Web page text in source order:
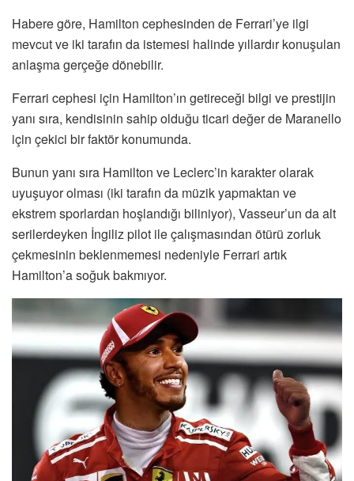
Habere göre, Hamilton cephesinden de Ferrari’ye ilgi
mevcut ve iki tarafın da istemesi halinde yıllardır konuşulan
anlaşma gerçeğe dönebilir.
Ferrari cephesi için Hamilton’ın getireceği bilgi ve prestijin
yanı sıra, kendisinin sahip olduğu ticari değer de Maranello
için çekici bir faktör konumunda.
Bunun yanı sıra Hamilton ve Leclerc’in karakter olarak
uyuşuyor olması (iki tarafın da müzik yapmaktan ve
ekstrem sporlardan hoşlandığı biliniyor), Vasseur’un da alt
serilerdeyken İngiliz pilot ile çalışmasından ötürü zorluk
çekmesinin beklenmemesi nedeniyle Ferrari artık
Hamilton’a soğuk bakmıyor.